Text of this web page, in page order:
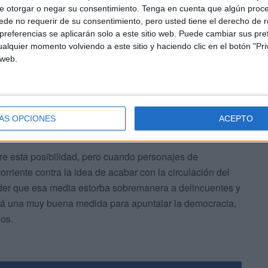
otorgar o negar su consentimiento. Tenga en cuenta que algún
no requerir de su consentimiento, pero usted tiene el derecho de
se aplicarán solo a este sitio web. Puede cambiar sus
momento volviendo a este sitio y haciendo clic en el botón
OPCIONES ACEPTO
de relieve la peligrosidad de acabar con el
que los gobiernos van a dirigir nuestras vidas o que
en nuestras cuentas nos van a controlar es absurdo,
forma residual el dinero en efectivo.
esta posibilidad, pero cuando personajes de
contra la idea de acabar con la circulación del
que esa media estorba sobremanera a delincuentes y
una muy buena medida para apuntalar la democracia,